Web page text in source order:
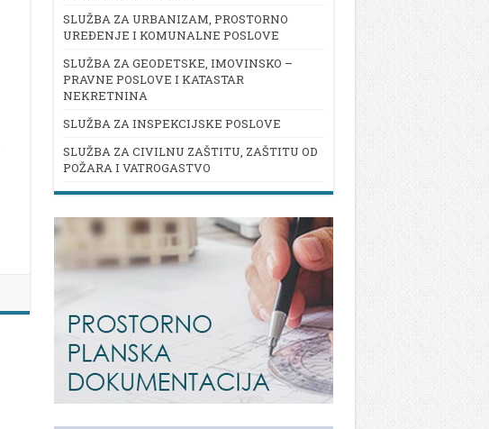
SLUŽBA ZA URBANIZAM, PROSTORNO
UREĐENJE I KOMUNALNE POSLOVE
SLUŽBA ZA GEODETSKE, IMOVINSKO –
PRAVNE POSLOVE I KATASTAR
NEKRETNINA
SLUŽBA ZA INSPEKCIJSKE POSLOVE
SLUŽBA ZA CIVILNU ZAŠTITU, ZAŠTITU OD
POŽARA I VATROGASTVO